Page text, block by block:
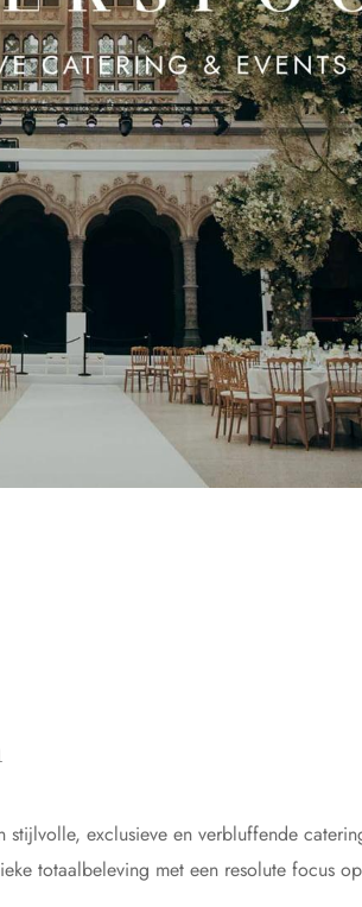
exclusieve en verbluffende
totaalbeleving met een resolute focus